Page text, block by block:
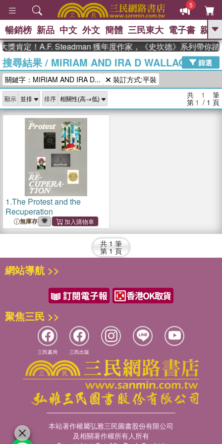
5
GO
熱搜： 東野圭吾 、 高希均教授回憶錄
、 The Odyssey 、 父親節 、 如果歷
史是一群喵 、 暑期推薦
獎 臺灣漫遊錄 、 方念華 、 台灣的李
登輝時代
數學女孩：黎曼猜想 、
偉大的迷走神經
暢銷榜 新品 中文 外文 簡體 三民東大 電子書 親子
獎肯定！A.F. Steadman 獲年度作家，《史坎德》系列帶你踏
搜尋結果/ MIRIAM AND IRA D WALLACH ART
篩選
關鍵字：MIRIAM AND IRA D...
裝訂方式:平裝
顯示 排序 共 1 筆
第 1 / 1 頁
1.The Protest and the
Recuperation
無庫存
共 1 筆
第 1 頁
網站導航 >>
聚焦三民 >>
三民書局 三民出版
本站著作權屬弘雅三民圖書股份有限公司
及相關著作權所有人所有